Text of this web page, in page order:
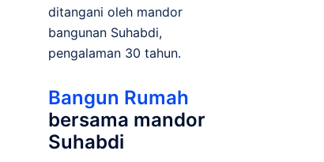
ditangani oleh mandor
bangunan Suhabdi,
pengalaman 30 tahun.
Bangun Rumah
bersama mandor
Suhabdi